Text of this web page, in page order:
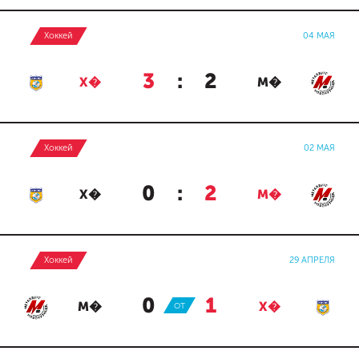
Хоккей 04 МАЯ
Х� 3 : 2 М�
Хоккей 02 МАЯ
Х� 0 : 2 М�
Хоккей 29 АПРЕЛЯ
М� 0 : 1 Х�
ОТ